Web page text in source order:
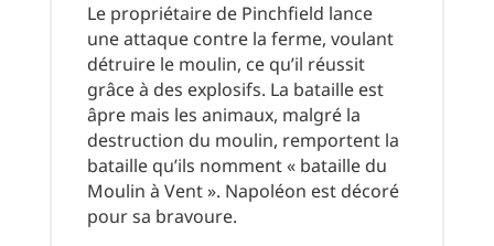
Le propriétaire de Pinchfield lance
une attaque contre la ferme, voulant
détruire le moulin, ce qu’il réussit
grâce à des explosifs. La bataille est
âpre mais les animaux, malgré la
destruction du moulin, remportent la
bataille qu’ils nomment « bataille du
Moulin à Vent ». Napoléon est décoré
pour sa bravoure.